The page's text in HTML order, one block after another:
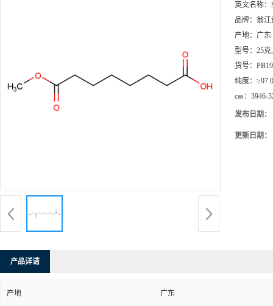
英文名称：
品牌： 翁江
产地： 广东
型号： 25克
货号：
纯度：
cas： 3946-
发布日期：
更新日期：
产品详请
产地 广东